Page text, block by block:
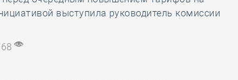
выступила руководитель комиссии